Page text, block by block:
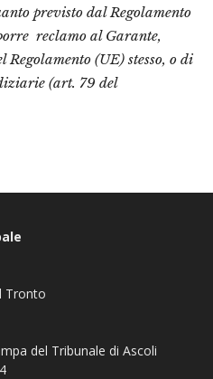
previsto dal Regolamento
reclamo al Garante,
Regolamento (UE) stesso, o di
(art. 79 del
Tronto
del Tribunale di Ascoli